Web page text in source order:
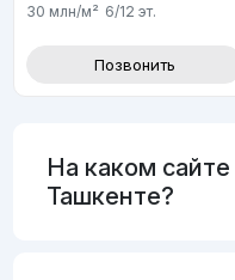
30 млн/м² 6/12 эт.
Позвонить
На каком сайте
Ташкенте?